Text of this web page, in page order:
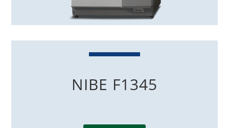
NIBE F1345